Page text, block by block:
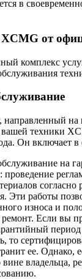
в
XCMG от
комплекс
направленный
вашей техники
Он включает в
на
проведение
согласно
Эти работы
износа и
Если вы
то
ее. Однако,
владельца,